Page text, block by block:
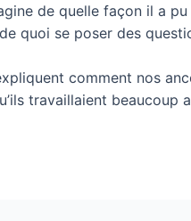
de quelle façon il a
quoi se poser des
comment nos
travaillaient beaucoup